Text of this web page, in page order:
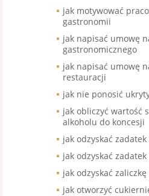
jak motywować
gastronomii
jak napisać umowę
gastronomicznego
jak napisać umowę
restauracji
jak nie ponosić
jak obliczyć wartość
alkoholu do koncesji
jak odzyskać zadatek
jak odzyskać
jak odzyskać zaliczkę
jak otworzyć